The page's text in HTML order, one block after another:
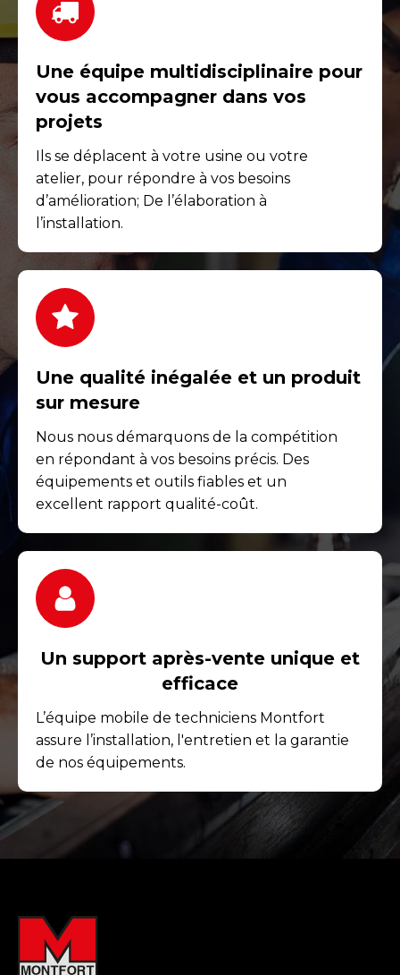
Une équipe multidisciplinaire pour
vous accompagner dans vos
projets
Ils se déplacent à votre usine ou votre
atelier, pour répondre à vos besoins
d’amélioration; De l’élaboration à
l’installation.
Une qualité inégalée et un produit
sur mesure
Nous nous démarquons de la compétition
en répondant à vos besoins précis. Des
équipements et outils fiables et un
excellent rapport qualité-coût.
Un support après-vente unique et
efficace
L’équipe mobile de techniciens Montfort
assure l’installation, l'entretien et la garantie
de nos équipements.